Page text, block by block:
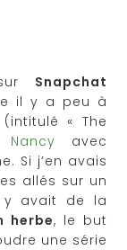
Snapchat
il y a peu à
(intitulé « The
Nancy avec
Si j’en avais
allés sur un
avait de la
herbe, le but
une série